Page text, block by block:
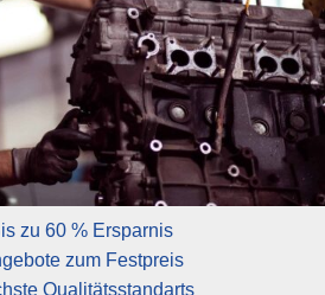
zu 60 % Ersparnis
zum Festpreis
Qualitätsstandarts